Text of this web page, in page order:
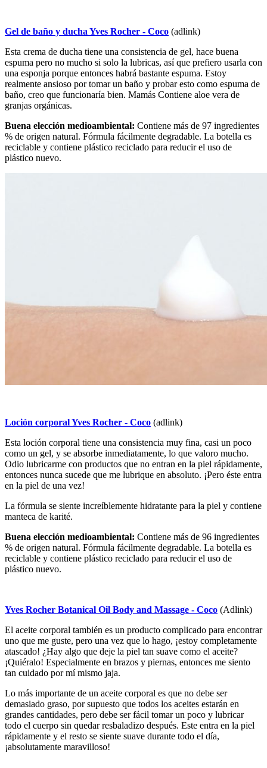
Gel de baño y ducha Yves Rocher - Coco (adlink)
Esta crema de ducha tiene una consistencia de gel, hace buena
espuma pero no mucho si solo la lubricas, así que prefiero usarla con
una esponja porque entonces habrá bastante espuma. Estoy
realmente ansioso por tomar un baño y probar esto como espuma de
baño, creo que funcionaría bien. Mamás Contiene aloe vera de
granjas orgánicas.
Buena elección medioambiental: Contiene más de 97 ingredientes
% de origen natural. Fórmula fácilmente degradable. La botella es
reciclable y contiene plástico reciclado para reducir el uso de
plástico nuevo.
Loción corporal Yves Rocher - Coco (adlink)
Esta loción corporal tiene una consistencia muy fina, casi un poco
como un gel, y se absorbe inmediatamente, lo que valoro mucho.
Odio lubricarme con productos que no entran en la piel rápidamente,
entonces nunca sucede que me lubrique en absoluto. ¡Pero éste entra
en la piel de una vez!
La fórmula se siente increíblemente hidratante para la piel y contiene
manteca de karité.
Buena elección medioambiental: Contiene más de 96 ingredientes
% de origen natural. Fórmula fácilmente degradable. La botella es
reciclable y contiene plástico reciclado para reducir el uso de
plástico nuevo.
Yves Rocher Botanical Oil Body and Massage - Coco (Adlink)
El aceite corporal también es un producto complicado para encontrar
uno que me guste, pero una vez que lo hago, ¡estoy completamente
atascado! ¿Hay algo que deje la piel tan suave como el aceite?
¡Quiéralo! Especialmente en brazos y piernas, entonces me siento
tan cuidado por mí mismo jaja.
Lo más importante de un aceite corporal es que no debe ser
demasiado graso, por supuesto que todos los aceites estarán en
grandes cantidades, pero debe ser fácil tomar un poco y lubricar
todo el cuerpo sin quedar resbaladizo después. Este entra en la piel
rápidamente y el resto se siente suave durante todo el día,
¡absolutamente maravilloso!